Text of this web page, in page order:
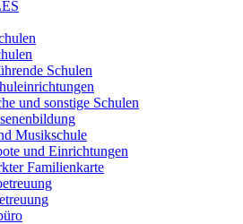
Schulen
und sonstige Schulen
Musikschule
und Einrichtungen
Familienkarte